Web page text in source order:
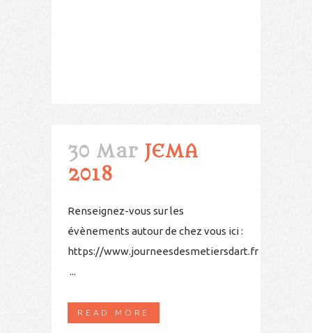
30 Mar JEMA
2018
Renseignez-vous sur les
évènements autour de chez vous ici :
https://www.journeesdesmetiersdart.fr
...
READ MORE